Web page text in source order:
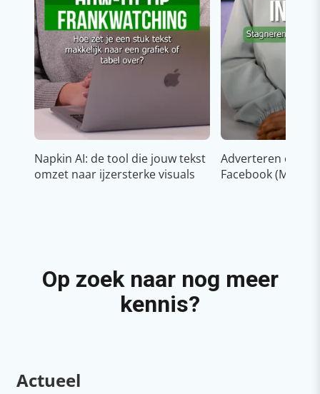
Napkin AI: de tool die jouw tekst
omzet naar ijzersterke visuals
Adverteren op
Facebook (Meta)
Op zoek naar nog meer
kennis?
Actueel